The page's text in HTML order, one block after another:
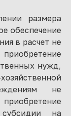
размера
обеспечение
в расчет не
нужд,
не
на